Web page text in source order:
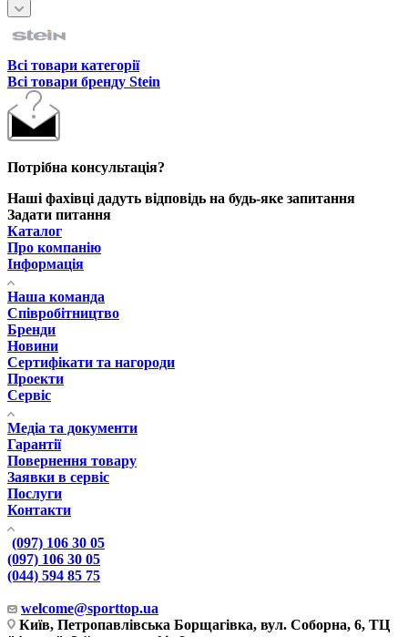
Всі товари категорії
Всі товари бренду Stein
Потрібна консультація?
Наші фахівці дадуть відповідь на будь-яке запитання
Задати питання
Каталог
Про компанію
Інформація
Наша команда
Співробітництво
Бренди
Новини
Сертифікати та нагороди
Проекти
Сервіс
Медіа та документи
Гарантії
Повернення товару
Заявки в сервіс
Послуги
Контакти
(097) 106 30 05
(097) 106 30 05
(044) 594 85 75
welcome@sporttop.ua
Київ, Петропавлівська Борщагівка, вул. Соборна, 6, ТЦ